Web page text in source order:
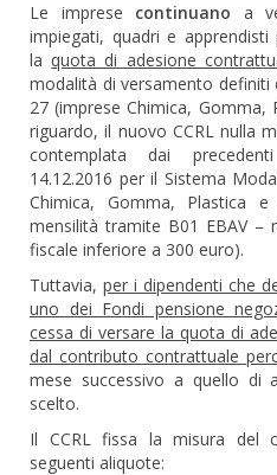
Le imprese continuano a
impiegati, quadri e
laquota di adesione
modalità di versamento definiti
27 (imprese Chimica, Gomma,
riguardo, il nuovo CCRL nulla
contemplata dai
14.12.2016 per il Sistema
Chimica, Gomma, Plastica
mensilità tramite B01 EBAV –
fiscale inferiore a 300 euro).
Tuttavia, per i dipendenti che
uno dei Fondi pensione
cessa di versare la quota di
dal contributo contrattuale
mese successivo a quello di
scelto.
Il CCRL fissa la misura del
seguenti aliquote: